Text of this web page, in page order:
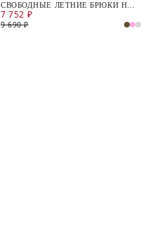
СВОБОДНЫЕ ЛЕТНИЕ БРЮКИ НА
ЗАВЯЗКАХ ИЗ ВИСКОЗЫ
7 752 ₽
9 690 ₽